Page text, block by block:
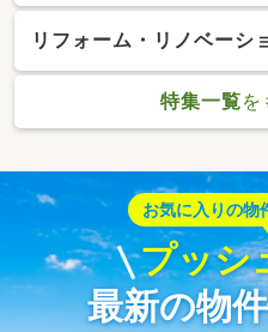
リフォーム・リノベーシ
特集一覧を
お気に入りの物
プッシ
最新の物